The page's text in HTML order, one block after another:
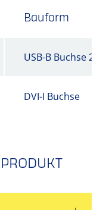
Bauform
USB-B Buchse 2.0
DVI-I Buchse